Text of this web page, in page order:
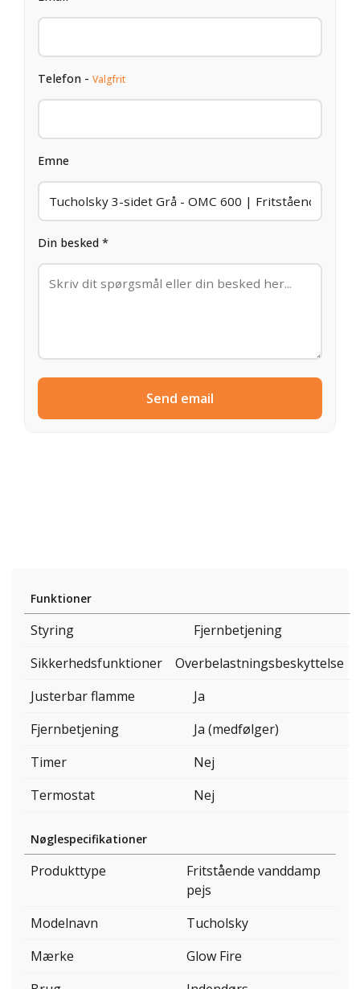
Telefon - Valgfrit
Emne
Din besked *
Send email
Funktioner
Styring
Fjernbetjening
Sikkerhedsfunktioner
Overbelastningsbeskyttelse
Justerbar flamme
Ja
Fjernbetjening
Ja (medfølger)
Timer
Nej
Termostat
Nej
Nøglespecifikationer
Produkttype
Fritstående vanddamp
pejs
Modelnavn
Tucholsky
Mærke
Glow Fire